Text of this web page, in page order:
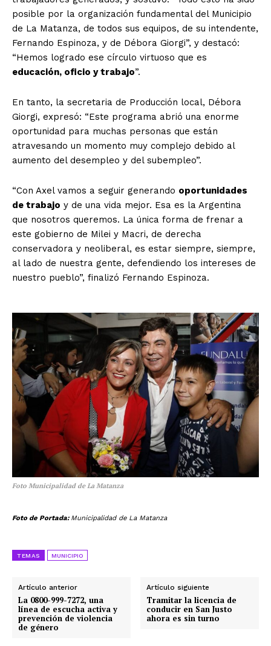
posible por la organización fundamental del Municipio
de La Matanza, de todos sus equipos, de su intendente,
Fernando Espinoza, y de Débora Giorgi”, y destacó:
“Hemos logrado ese círculo virtuoso que es
educación, oficio y trabajo”.
En tanto, la secretaria de Producción local, Débora
Giorgi, expresó: “Este programa abrió una enorme
oportunidad para muchas personas que están
atravesando un momento muy complejo debido al
aumento del desempleo y del subempleo”.
“Con Axel vamos a seguir generando oportunidades
de trabajo y de una vida mejor. Esa es la Argentina
que nosotros queremos. La única forma de frenar a
este gobierno de Milei y Macri, de derecha
conservadora y neoliberal, es estar siempre, siempre,
al lado de nuestra gente, defendiendo los intereses de
nuestro pueblo”, finalizó Fernando Espinoza.
Foto Municipalidad de La Matanza
Foto de Portada: Municipalidad de La Matanza
TEMAS MUNICIPIO
Artículo anterior
La 0800-999-7272, una
línea de escucha activa y
prevención de violencia
de género
Artículo siguiente
Tramitar la licencia de
conducir en San Justo
ahora es sin turno